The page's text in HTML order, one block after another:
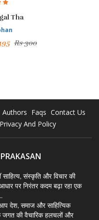
Tha
Rs 300
Authors Faqs Contact Us
Privacy And Policy
संस्कृति और विचार की
पर निरंतर कदम बढ़ा रहा एक
देश, समाज और साहित्यिक
की वैचारिक हलचलों और